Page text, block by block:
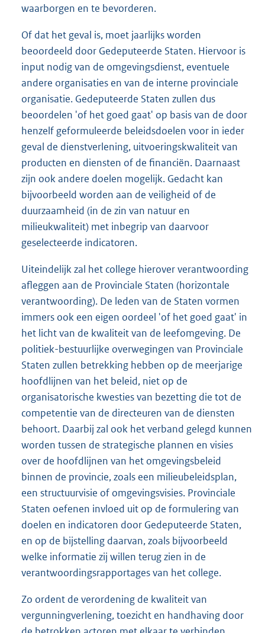
waarborgen en te bevorderen.
Of dat het geval is, moet jaarlijks worden
beoordeeld door Gedeputeerde Staten. Hiervoor is
input nodig van de omgevingsdienst, eventuele
andere organisaties en van de interne provinciale
organisatie. Gedeputeerde Staten zullen dus
beoordelen 'of het goed gaat' op basis van de door
henzelf geformuleerde beleidsdoelen voor in ieder
geval de dienstverlening, uitvoeringskwaliteit van
producten en diensten of de financiën. Daarnaast
zijn ook andere doelen mogelijk. Gedacht kan
bijvoorbeeld worden aan de veiligheid of de
duurzaamheid (in de zin van natuur en
milieukwaliteit) met inbegrip van daarvoor
geselecteerde indicatoren.
Uiteindelijk zal het college hierover verantwoording
afleggen aan de Provinciale Staten (horizontale
verantwoording). De leden van de Staten vormen
immers ook een eigen oordeel 'of het goed gaat' in
het licht van de kwaliteit van de leefomgeving. De
politiek-bestuurlijke overwegingen van Provinciale
Staten zullen betrekking hebben op de meerjarige
hoofdlijnen van het beleid, niet op de
organisatorische kwesties van bezetting die tot de
competentie van de directeuren van de diensten
behoort. Daarbij zal ook het verband gelegd kunnen
worden tussen de strategische plannen en visies
over de hoofdlijnen van het omgevingsbeleid
binnen de provincie, zoals een milieubeleidsplan,
een structuurvisie of omgevingsvisies. Provinciale
Staten oefenen invloed uit op de formulering van
doelen en indicatoren door Gedeputeerde Staten,
en op de bijstelling daarvan, zoals bijvoorbeeld
welke informatie zij willen terug zien in de
verantwoordingsrapportages van het college.
Zo ordent de verordening de kwaliteit van
vergunningverlening, toezicht en handhaving door